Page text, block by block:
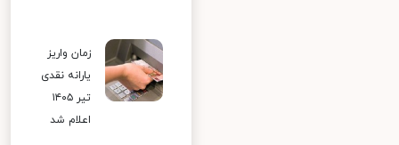
زمان واریز
یارانه نقدی
تیر ۱۴۰۵
اعلام شد